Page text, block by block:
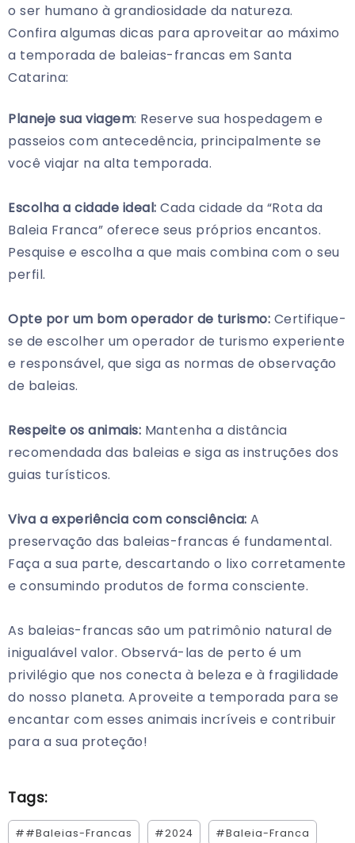
o ser humano à grandiosidade da natureza.
Confira algumas dicas para aproveitar ao máximo
a temporada de baleias-francas em Santa
Catarina:
Planeje sua viagem: Reserve sua hospedagem e
passeios com antecedência, principalmente se
você viajar na alta temporada.
Escolha a cidade ideal: Cada cidade da “Rota da
Baleia Franca” oferece seus próprios encantos.
Pesquise e escolha a que mais combina com o seu
perfil.
Opte por um bom operador de turismo: Certifique-
se de escolher um operador de turismo experiente
e responsável, que siga as normas de observação
de baleias.
Respeite os animais: Mantenha a distância
recomendada das baleias e siga as instruções dos
guias turísticos.
Viva a experiência com consciência: A
preservação das baleias-francas é fundamental.
Faça a sua parte, descartando o lixo corretamente
e consumindo produtos de forma consciente.
As baleias-francas são um patrimônio natural de
inigualável valor. Observá-las de perto é um
privilégio que nos conecta à beleza e à fragilidade
do nosso planeta. Aproveite a temporada para se
encantar com esses animais incríveis e contribuir
para a sua proteção!
Tags:
##Baleias-Francas #2024 #Baleia-Franca